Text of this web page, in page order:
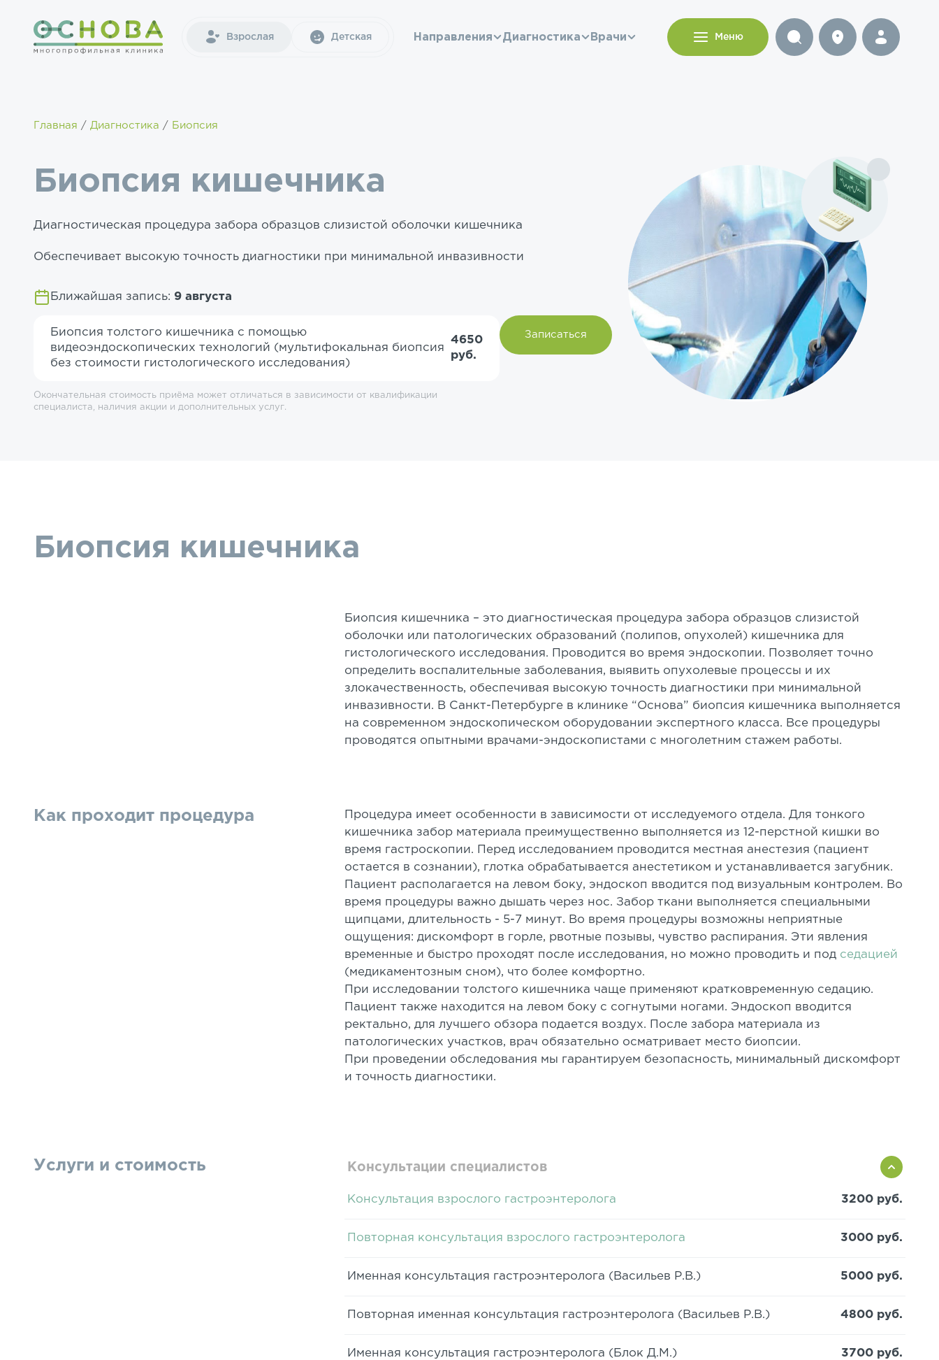
Взрослая Детская Направления Диагностика Врачи Меню
Главная Диагностика Биопсия
Биопсия кишечника
Диагностическая процедура забора образцов слизистой оболочки кишечника
Обеспечивает высокую точность диагностики при минимальной инвазивности
Ближайшая запись: 9 августа
Биопсия толстого кишечника с помощью
видеоэндоскопических технологий (мультифокальная биопсия
без стоимости гистологического исследования)
4650
руб.
Записаться
Окончательная стоимость приёма может отличаться в зависимости от квалификации
специалиста, наличия акции и дополнительных услуг.
Биопсия кишечника
Биопсия кишечника – это диагностическая процедура забора образцов слизистой
оболочки или патологических образований (полипов, опухолей) кишечника для
гистологического исследования. Проводится во время эндоскопии. Позволяет точно
определить воспалительные заболевания, выявить опухолевые процессы и их
злокачественность, обеспечивая высокую точность диагностики при минимальной
инвазивности. В Санкт-Петербурге в клинике “Основа” биопсия кишечника выполняется
на современном эндоскопическом оборудовании экспертного класса. Все процедуры
проводятся опытными врачами-эндоскопистами с многолетним стажем работы.
Как проходит процедура
Процедура имеет особенности в зависимости от исследуемого отдела. Для тонкого
кишечника забор материала преимущественно выполняется из 12-перстной кишки во
время гастроскопии. Перед исследованием проводится местная анестезия (пациент
остается в сознании), глотка обрабатывается анестетиком и устанавливается загубник.
Пациент располагается на левом боку, эндоскоп вводится под визуальным контролем. Во
время процедуры важно дышать через нос. Забор ткани выполняется специальными
щипцами, длительность - 5-7 минут. Во время процедуры возможны неприятные
ощущения: дискомфорт в горле, рвотные позывы, чувство распирания. Эти явления
временные и быстро проходят после исследования, но можно проводить и под седацией
(медикаментозным сном), что более комфортно.
При исследовании толстого кишечника чаще применяют кратковременную седацию.
Пациент также находится на левом боку с согнутыми ногами. Эндоскоп вводится
ректально, для лучшего обзора подается воздух. После забора материала из
патологических участков, врач обязательно осматривает место биопсии.
При проведении обследования мы гарантируем безопасность, минимальный дискомфорт
и точность диагностики.
Услуги и стоимость Консультации специалистов
Консультация взрослого гастроэнтеролога 3200 руб.
Повторная консультация взрослого гастроэнтеролога 3000 руб.
Именная консультация гастроэнтеролога (Васильев Р.В.) 5000 руб.
Повторная именная консультация гастроэнтеролога (Васильев Р.В.) 4800 руб.
Именная консультация гастроэнтеролога (Блок Д.М.) 3700 руб.